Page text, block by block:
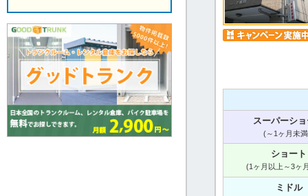
スーパーシ
(～1ヶ月未
ショート
(1ヶ月以上～3ヶ
ミドル